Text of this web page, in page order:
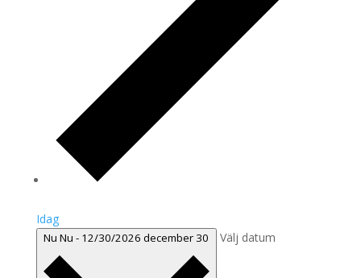
Idag
NuNu- 12/30/2026december 30 Välj datum